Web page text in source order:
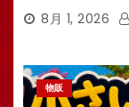
8月 1, 2026
物販